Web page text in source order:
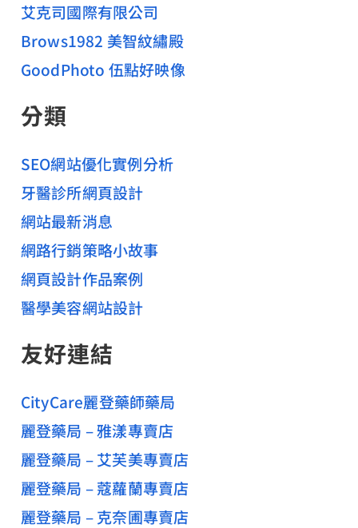
艾克司國際有限公司
Brows1982 美智紋繡殿
GoodPhoto 伍點好映像
分類
SEO網站優化實例分析
牙醫診所網頁設計
網站最新消息
網路行銷策略小故事
網頁設計作品案例
醫學美容網站設計
友好連結
CityCare麗登藥師藥局
麗登藥局 – 雅漾專賣店
麗登藥局 – 艾芙美專賣店
麗登藥局 – 蔻蘿蘭專賣店
麗登藥局 – 克奈圃專賣店